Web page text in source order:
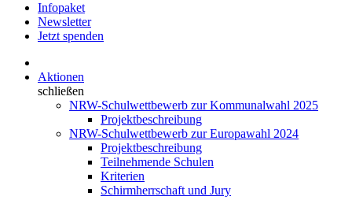
Infopaket
Newsletter
Jetzt spenden
Aktionen
schließen
NRW-Schulwettbewerb zur Kommunalwahl 2025
Projektbeschreibung
NRW-Schulwettbewerb zur Europawahl 2024
Projektbeschreibung
Teilnehmende Schulen
Kriterien
Schirmherrschaft und Jury